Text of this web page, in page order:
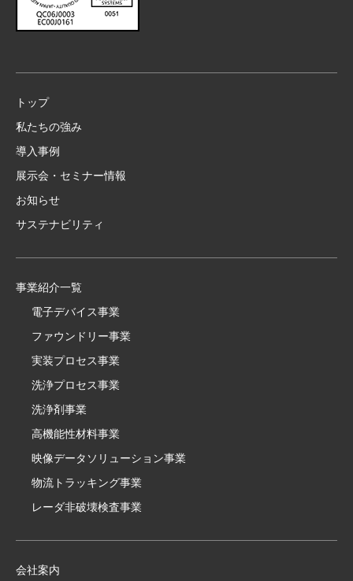
トップ
私たちの強み
導入事例
展示会・セミナー情報
お知らせ
サステナビリティ
事業紹介一覧
電子デバイス事業
ファウンドリー事業
実装プロセス事業
洗浄プロセス事業
洗浄剤事業
高機能性材料事業
映像データソリューション事業
物流トラッキング事業
レーダ非破壊検査事業
会社案内